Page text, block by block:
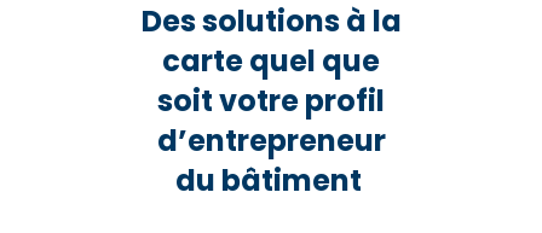
Dessolutions à la
cartequel que
soit votre profil
d’entrepreneur
du bâtiment